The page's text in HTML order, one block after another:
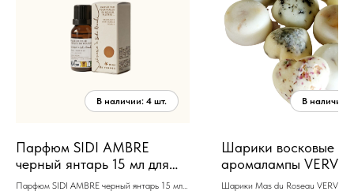
Парфюм SIDI AMBRE
черный янтарь 15 мл для
нанесения на носитель
Парфюм SIDI AMBRE черный янтарь 15 мл
Шарики восковые
аромалампы
набор 4шт*15 гр,
Шарики Mas du Roseau